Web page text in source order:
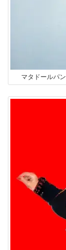
マタドールパ